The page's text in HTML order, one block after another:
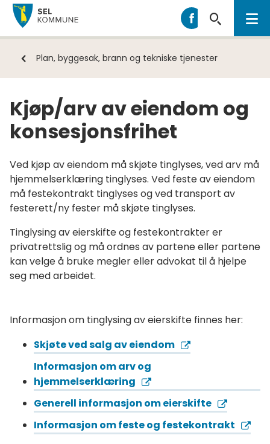
Sel
kommune
Sel
Facebook
Du
Plan, byggesak, brann og tekniske tjenester
Kjøp/arv av eiendom og
konsesjonsfrihet
Ved kjøp av eiendom må skjøte tinglyses, ved arv må
hjemmelserklæring tinglyses. Ved feste av eiendom
må festekontrakt tinglyses og ved transport av
festerett/ny fester må skjøte tinglyses.
Tinglysing av eierskifte og festekontrakter er
privatrettslig og må ordnes av partene eller partene
kan velge å bruke megler eller advokat til å hjelpe
seg med arbeidet.
Informasjon om tinglysing av eierskifte finnes her:
Skjøte ved salg av eiendom
Informasjon om arv og
hjemmelserklæring
Generell informasjon om eierskifte
Informasjon om feste og festekontrakt